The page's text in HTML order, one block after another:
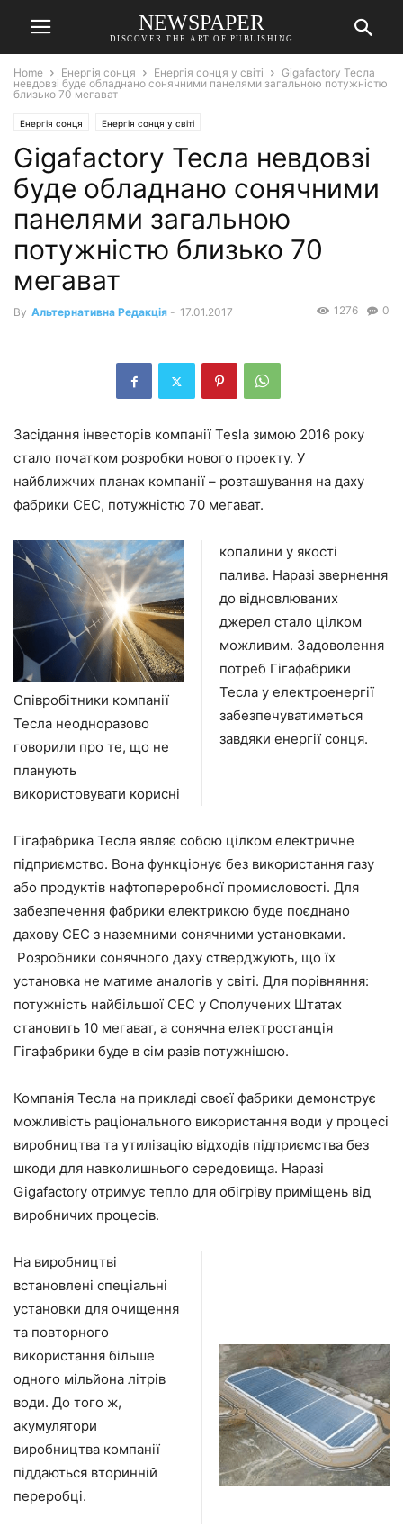
NEWSPAPER
DISCOVER THE ART OF PUBLISHING
Home Енергія сонця Енергія сонця у світі
Gigafactory Тесла
невдовзі буде обладнано сонячними панелями загальною потужністю
близько 70 мегават
Енергія сонця Енергія сонця у світі
Gigafactory Тесла невдовзі
буде обладнано сонячними
панелями загальною
потужністю близько 70
мегават
By Альтернативна Редакція - 17.01.2017 0
1276
Засідання інвесторів компанії Tesla зимою 2016 року
стало початком розробки нового проекту. У
найближчих планах компанії – розташування на даху
фабрики СЕС, потужністю 70 мегават.
Співробітники компанії
Тесла неодноразово
говорили про те, що не
планують
використовувати корисні
копалини у якості
палива. Наразі звернення
до відновлюваних
джерел стало цілком
можливим. Задоволення
потреб Гігафабрики
Тесла у електроенергії
забезпечуватиметься
завдяки енергії сонця.
Гігафабрика Тесла являє собою цілком електричне
підприємство. Вона функціонує без використання газу
або продуктів нафтопереробної промисловості. Для
забезпечення фабрики електрикою буде поєднано
дахову СЕС з наземними сонячними установками.
Розробники сонячного даху стверджують, що їх
установка не матиме аналогів у світі. Для порівняння:
потужність найбільшої СЕС у Сполучених Штатах
становить 10 мегават, а сонячна електростанція
Гігафабрики буде в сім разів потужнішою.
Компанія Тесла на прикладі своєї фабрики демонструє
можливість раціонального використання води у процесі
виробництва та утилізацію відходів підприємства без
шкоди для навколишнього середовища. Наразі
Gigafactory отримує тепло для обігріву приміщень від
виробничих процесів.
На виробництві
встановлені спеціальні
установки для очищення
та повторного
використання більше
одного мільйона літрів
води. До того ж,
акумулятори
виробництва компанії
піддаються вторинній
переробці.